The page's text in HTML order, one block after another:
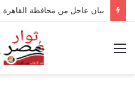
بيان عاجل من محافظة القاهرة
القائمة